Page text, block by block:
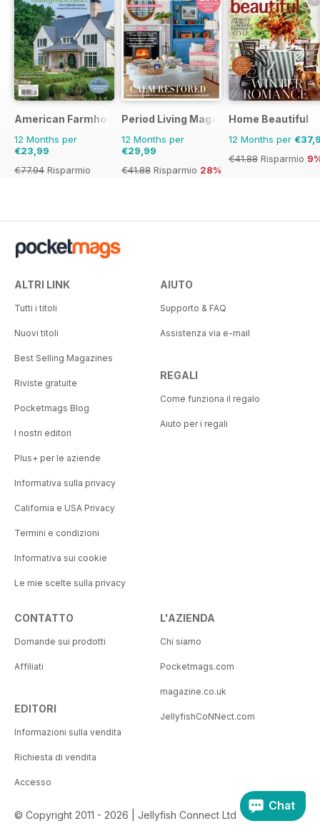
American Farmhouse Style
12 Months per
€23,99
€77.94 Risparmio
Period Living Magazine
12 Months per
€29,99
€41.88 Risparmio 28%
Home Beautiful
12 Months per
€41.88 Risparmio
ALTRI LINK
Tutti i titoli
Nuovi titoli
Best Selling Magazines
Riviste gratuite
Pocketmags Blog
I nostri editori
Plus+ per le aziende
Informativa sulla privacy
California e USA Privacy
Termini e condizioni
Informativa sui cookie
Le mie scelte sulla privacy
AIUTO
Supporto & FAQ
Assistenza via e-mail
REGALI
Come funziona il regalo
Aiuto per i regali
CONTATTO
Domande sui prodotti
Affiliati
EDITORI
Informazioni sulla vendita
Richiesta di vendita
Accesso
L'AZIENDA
Chi siamo
Pocketmags.com
magazine.co.uk
JellyfishCoNNect.com
© Copyright 2011 - 2026 | Jellyfish Connect Ltd
Chat